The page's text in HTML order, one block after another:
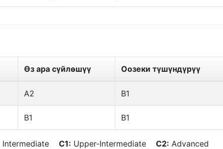
Өз ара сүйлөшүү Оозеки түшүндүрүү
A2 B1
B1 B1
Intermediate C1: Upper-Intermediate C2: Advanced